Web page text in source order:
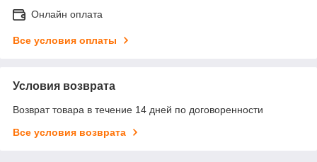
Онлайн оплата
Все условия оплаты
Условия возврата
Возврат товара в течение 14 дней по договоренности
Все условия возврата